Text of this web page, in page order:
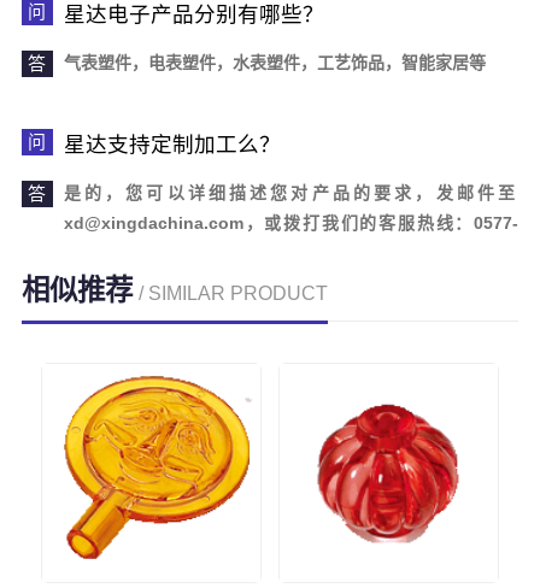
星达电子产品分别有哪些？
气表塑件，电表塑件，水表塑件，工艺饰品，智能家居等
星达支持定制加工么？
是的，您可以详细描述您对产品的要求，发邮件至
xd@xingdachina.com，或拨打我们的客服热线：0577-
相似推荐 / SIMILAR PRODUCT